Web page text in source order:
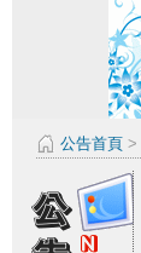
公告首頁>